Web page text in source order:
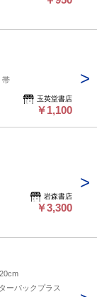
玉英堂書店
￥1,100
岩森書店
￥3,300
パックプラス